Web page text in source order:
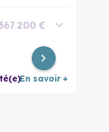
200 €
399 600 €
En savoir +